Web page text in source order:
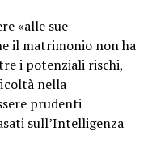
«alle sue
il matrimonio non ha
i potenziali rischi,
nella
prudenti
sull’Intelligenza